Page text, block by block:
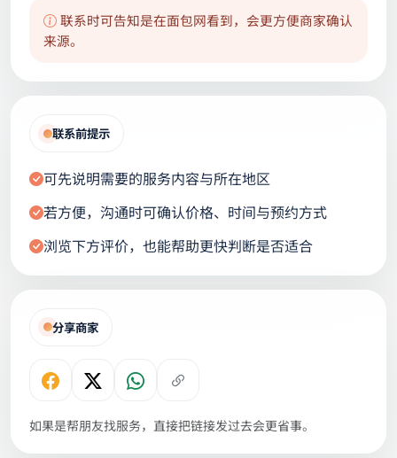
联系时可告知是在面包网看到，会更方便商家确认
来源。
联系前提示
可先说明需要的服务内容与所在地区
若方便，沟通时可确认价格、时间与预约方式
浏览下方评价，也能帮助更快判断是否适合
分享商家
如果是帮朋友找服务，直接把链接发过去会更省事。